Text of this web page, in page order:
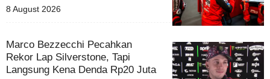
8 August 2026
Marco Bezzecchi Pecahkan
Rekor Lap Silverstone, Tapi
Langsung Kena Denda Rp20 Juta